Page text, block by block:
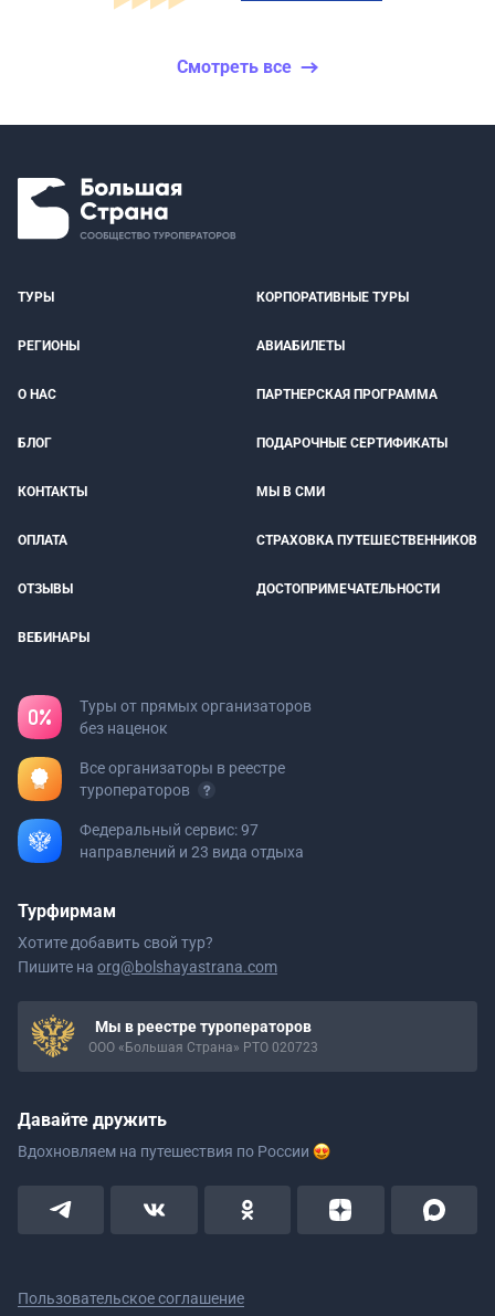
Смотреть все
ТУРЫ КОРПОРАТИВНЫЕ ТУРЫ
РЕГИОНЫ АВИАБИЛЕТЫ
О НАС ПАРТНЕРСКАЯ ПРОГРАММА
БЛОГ ПОДАРОЧНЫЕ СЕРТИФИКАТЫ
КОНТАКТЫ МЫ В СМИ
ОПЛАТА СТРАХОВКА ПУТЕШЕСТВЕННИКОВ
ОТЗЫВЫ ДОСТОПРИМЕЧАТЕЛЬНОСТИ
ВЕБИНАРЫ
Туры от прямых организаторов
без наценок
Все организаторы в реестре
туроператоров
Федеральный сервис: 97
направлений и 23 вида отдыха
Турфирмам
Хотите добавить свой тур?
Пишите на org@bolshayastrana.com
Мы в реестре туроператоров
ООО «Большая Страна» РТО 020723
Давайте дружить
Вдохновляем на путешествия по России
Пользовательское соглашение